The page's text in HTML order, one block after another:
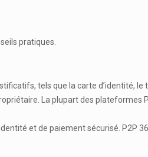
pratiques.
tels que la carte d’identité,
La plupart des plateformes
et de paiement sécurisé. P2P